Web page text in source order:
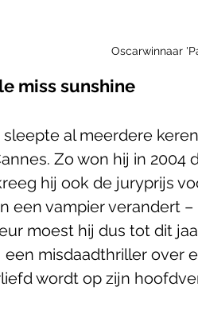
Oscarwinnaar
miss sunshine
sleepte al meerdere
Zo won hij in 2004
hij ook de juryprijs
een vampier verandert
moest hij dus tot dit
een misdaadthriller over
wordt op zijn